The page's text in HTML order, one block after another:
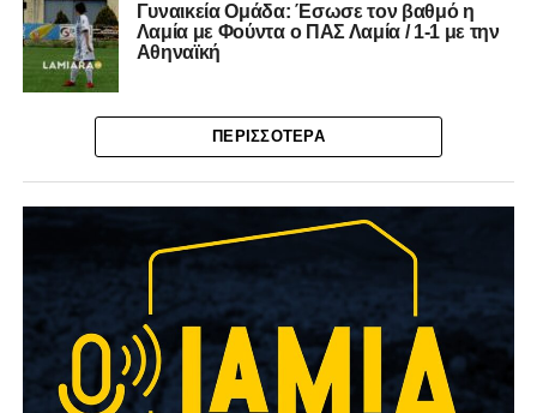
Γυναικεία Ομάδα: Έσωσε τον βαθμό η
Λαμία με Φούντα ο ΠΑΣ Λαμία / 1-1 με την
Αθηναϊκή
ΠΕΡΙΣΣΌΤΕΡΑ